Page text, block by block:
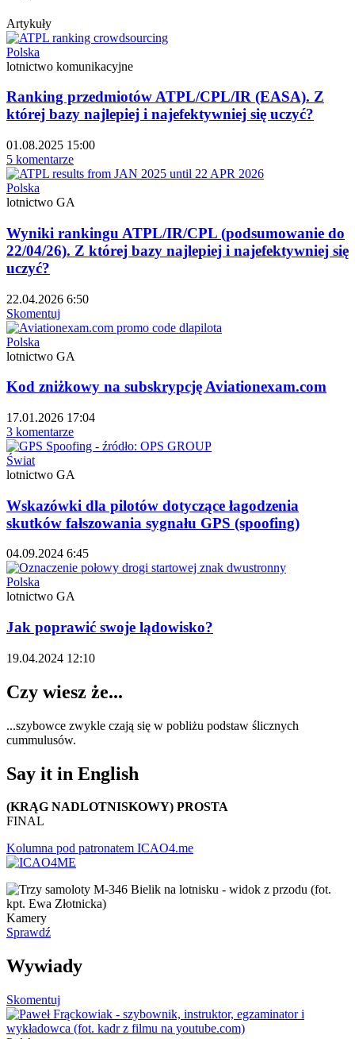
Artykuły
Polska
lotnictwo komunikacyjne
Ranking przedmiotów ATPL/CPL/IR (EASA). Z
której bazy najlepiej i najefektywniej się uczyć?
01.08.2025 15:00
5 komentarze
Polska
lotnictwo GA
Wyniki rankingu ATPL/IR/CPL (podsumowanie do
22/04/26). Z której bazy najlepiej i najefektywniej się
uczyć?
22.04.2026 6:50
Skomentuj
Polska
lotnictwo GA
Kod zniżkowy na subskrypcję Aviationexam.com
17.01.2026 17:04
3 komentarze
Świat
lotnictwo GA
Wskazówki dla pilotów dotyczące łagodzenia
skutków fałszowania sygnału GPS (spoofing)
04.09.2024 6:45
Polska
lotnictwo GA
Jak poprawić swoje lądowisko?
19.04.2024 12:10
Czy wiesz że...
...szybowce zwykle czają się w pobliżu podstaw ślicznych
cummulusów.
Say it in English
(KRĄG NADLOTNISKOWY) PROSTA
FINAL
Kolumna pod patronatem ICAO4.me
Kamery
Sprawdź
Wywiady
Skomentuj